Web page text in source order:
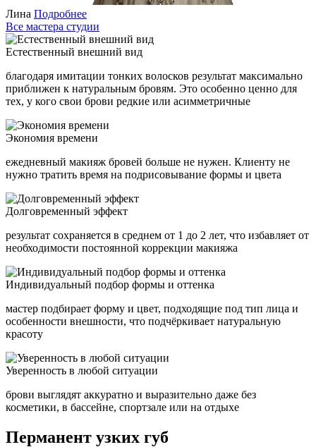
Лина Подробнее
Все мастера студии
Естественный внешний вид
благодаря имитации тонких волосков результат максимально
приближен к натуральным бровям. Это особенно ценно для
тех, у кого свои брови редкие или асимметричные
Экономия времени
ежедневный макияж бровей больше не нужен. Клиенту не
нужно тратить время на подрисовывание формы и цвета
Долговременный эффект
результат сохраняется в среднем от 1 до 2 лет, что избавляет от
необходимости постоянной коррекции макияжа
Индивидуальный подбор формы и оттенка
мастер подбирает форму и цвет, подходящие под тип лица и
особенности внешности, что подчёркивает натуральную
красоту
Уверенность в любой ситуации
брови выглядят аккуратно и выразительно даже без
косметики, в бассейне, спортзале или на отдыхе
Перманент узких губ